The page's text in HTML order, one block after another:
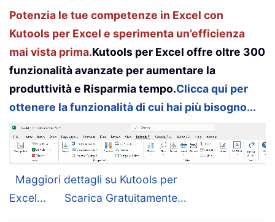
Potenzia le tue competenze in Excel con
Kutools per Excel e sperimenta un’efficienza
mai vista prima.Kutools per Excel offre oltre 300
funzionalità avanzate per aumentare la
produttività e Risparmia tempo.Clicca qui per
ottenere la funzionalità di cui hai più bisogno...
Maggiori dettagli su Kutools per
Excel...
Scarica Gratuitamente...